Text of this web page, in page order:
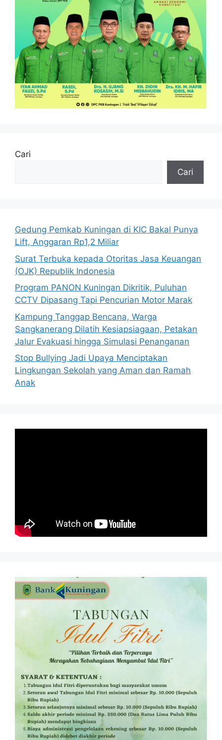
Cari
Cari
Gedung Pemkab Kuningan di KIC Bakal Punya
Lift, Anggaran Rp1,2 Miliar
Surat Terbuka kepada Otoritas Jasa Keuangan
(OJK) Republik Indonesia
Program PANON Kuningan Dikritik, Puluhan
CCTV Dipasang Tapi Pencurian Motor Marak
Kampung Tanggap Bencana, Warga
Sangkanerang Dilatih Kesiapsiagaan, Petakan
Jalur Evakuasi hingga Simulasi Penanganan
Stop Bullying Jadi Upaya Menciptakan
Lingkungan Sekolah yang Aman dan Ramah
Anak